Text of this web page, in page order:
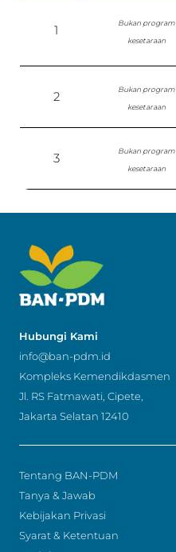
1
Bukan program
kesetaraan
2
Bukan program
kesetaraan
3
Bukan program
kesetaraan
Hubungi Kami
info@ban-pdm.id
Kompleks Kemendikdasmen
Jl. RS Fatmawati, Cipete,
Jakarta Selatan 12410
Tentang BAN-PDM
Tanya & Jawab
Kebijakan Privasi
Syarat & Ketentuan